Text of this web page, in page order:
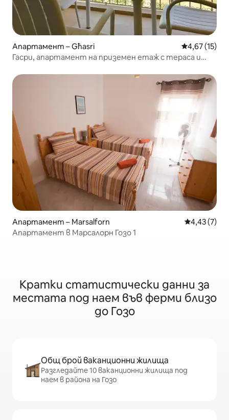
Апартамент – Għasri Средна
4,67 (15)
Гасри, апартамент на приземен етаж с тераса и
Апартамент – Marsalforn Средна
4,43 (7)
Апартамент в Марсалорн Гозо 1
Кратки статистически данни за
местата под наем във ферми близо
до Гозо
Общ брой ваканционни жилища
Разгледайте 10 ваканционни жилища под
наем в района на Гозо